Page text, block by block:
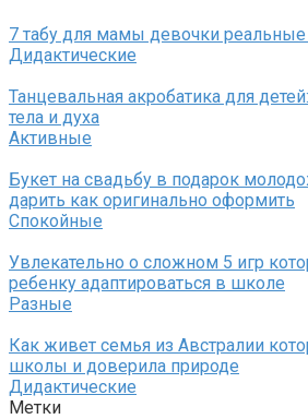
7 табу для мамы девочки
Дидактические
Танцевальная акробатика для
тела и духа
Активные
Букет на свадьбу в подарок
дарить как оригинально оформить
Спокойные
Увлекательно о сложном 5 игр
ребенку адаптироваться в школе
Разные
Как живет семья из Австралии
школы и доверила природе
Дидактические
Метки